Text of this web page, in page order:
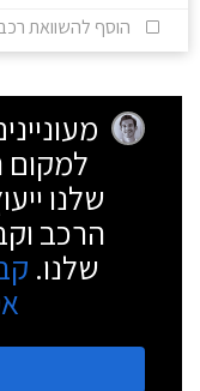
הוסף להשוואת
למקום
שלנו
הרכב
שלנו.